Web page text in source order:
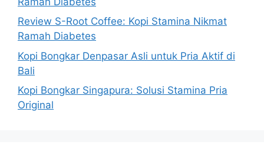
Review S-Root Coffee: Kopi Stamina Nikmat
Ramah Diabetes
Kopi Bongkar Denpasar Asli untuk Pria Aktif di
Bali
Kopi Bongkar Singapura: Solusi Stamina Pria
Original